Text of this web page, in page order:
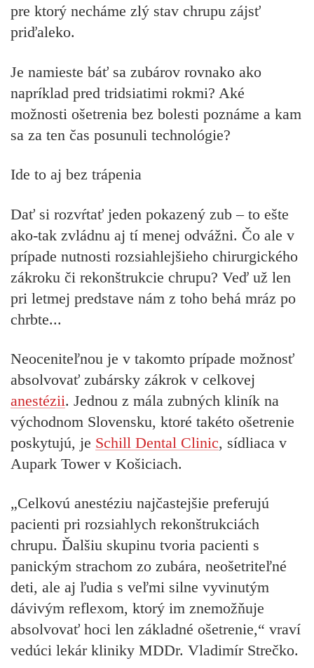
pre ktorý necháme zlý stav chrupu zájsť
priďaleko.
Je namieste báť sa zubárov rovnako ako
napríklad pred tridsiatimi rokmi? Aké
možnosti ošetrenia bez bolesti poznáme a kam
sa za ten čas posunuli technológie?
Ide to aj bez trápenia
Dať si rozvŕtať jeden pokazený zub – to ešte
ako-tak zvládnu aj tí menej odvážni. Čo ale v
prípade nutnosti rozsiahlejšieho chirurgického
zákroku či rekonštrukcie chrupu? Veď už len
pri letmej predstave nám z toho behá mráz po
chrbte...
Neoceniteľnou je v takomto prípade možnosť
absolvovať zubársky zákrok v celkovej
anestézii. Jednou z mála zubných kliník na
východnom Slovensku, ktoré takéto ošetrenie
poskytujú, je Schill Dental Clinic, sídliaca v
Aupark Tower v Košiciach.
„Celkovú anestéziu najčastejšie preferujú
pacienti pri rozsiahlych rekonštrukciách
chrupu. Ďalšiu skupinu tvoria pacienti s
panickým strachom zo zubára, neošetriteľné
deti, ale aj ľudia s veľmi silne vyvinutým
dávivým reflexom, ktorý im znemožňuje
absolvovať hoci len základné ošetrenie,“ vraví
vedúci lekár kliniky MDDr. Vladimír Strečko.